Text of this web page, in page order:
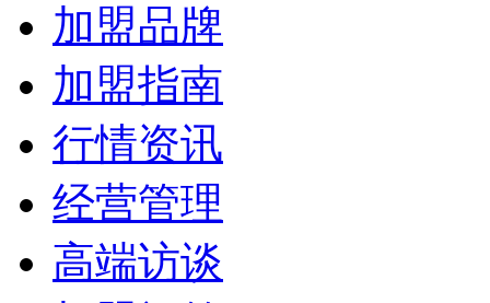
加盟品牌
加盟指南
行情资讯
经营管理
高端访谈